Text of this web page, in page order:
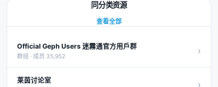
同分类资源
查看全部
Official Geph Users 迷霧通官方用戶群
群组 · 成员 35,952 ›
莱茵讨论室 ›